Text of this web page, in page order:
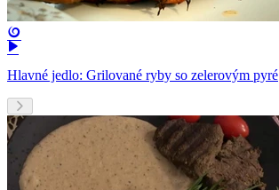
Hlavné jedlo: Grilované ryby so zelerovým pyré